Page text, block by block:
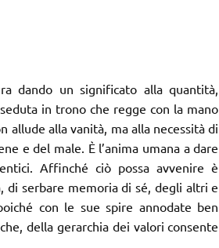
dando un significato alla quantità,
in trono che regge con la mano
allude alla vanità, ma alla necessità di
e del male. È l’anima umana a dare
Affinché ciò possa avvenire è
di serbare memoria di sé, degli altri e
con le sue spire annodate ben
della gerarchia dei valori consente